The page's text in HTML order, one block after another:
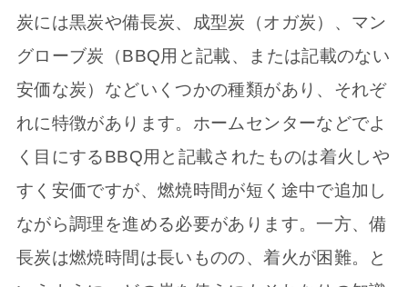
炭には黒炭や備長炭、成型炭（オガ炭）、マン
グローブ炭（BBQ用と記載、または記載のない
安価な炭）などいくつかの種類があり、それぞ
れに特徴があります。ホームセンターなどでよ
く目にするBBQ用と記載されたものは着火しや
すく安価ですが、燃焼時間が短く途中で追加し
ながら調理を進める必要があります。一方、備
長炭は燃焼時間は長いものの、着火が困難。と